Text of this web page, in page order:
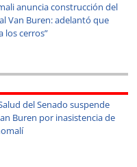
anuncia construcción del
Van Buren: adelantó que
los cerros”
del Senado suspende
Buren por inasistencia de